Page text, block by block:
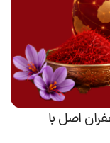
اصل با